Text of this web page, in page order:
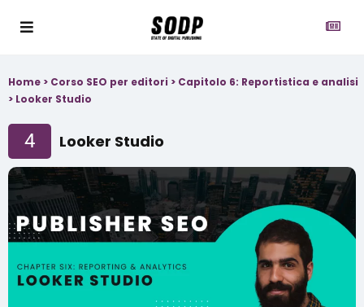
Home > Corso SEO per editori > Capitolo 6: Reportistica e analisi
> Looker Studio
4 Looker Studio